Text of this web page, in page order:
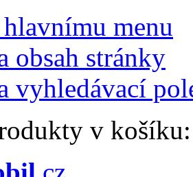
menu
obsah stránky
vyhledávací
v